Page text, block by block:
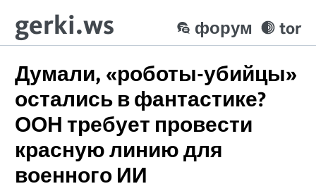
gerki.ws tor
форум
Думали, «роботы-убийцы»
остались в фантастике?
ООН требует провести
красную линию для
военного ИИ